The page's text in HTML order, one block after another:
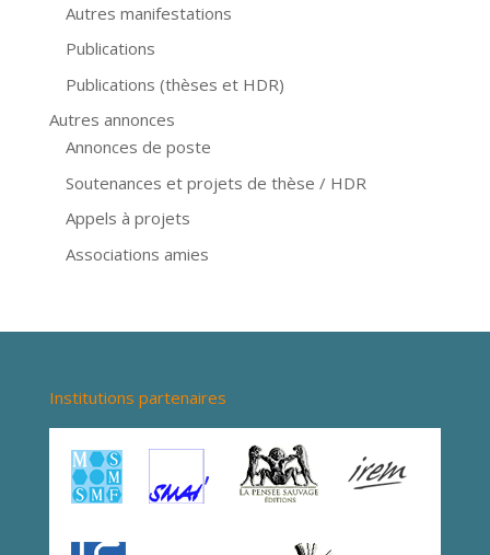
Autres manifestations
Publications
Publications (thèses et HDR)
Autres annonces
Annonces de poste
Soutenances et projets de thèse / HDR
Appels à projets
Associations amies
Institutions partenaires